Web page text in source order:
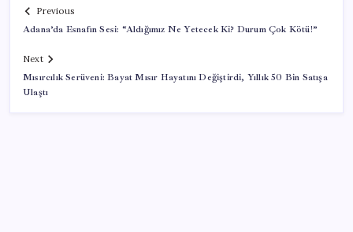
Previous
Adana’da Esnafın Sesi: “Aldığımız Ne Yetecek Ki? Durum Çok Kötü!”
Next
Mısırcılık Serüveni: Bayat Mısır Hayatını Değiştirdi, Yıllık 50 Bin Satışa
Ulaştı